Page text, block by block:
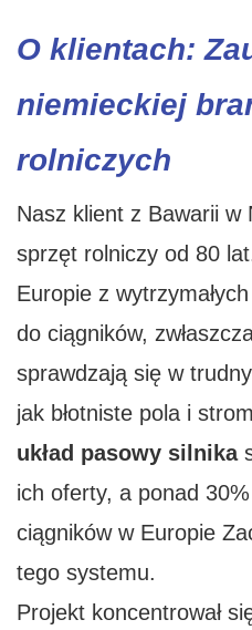
O klientach:
niemieckiej
rolniczych
Nasz klient z Bawarii w
sprzęt rolniczy od 80
Europie z
do ciągników,
sprawdzają się w
jak błotniste pola i
układ pasowy silnika
ich oferty, a ponad
ciągników w Europie
tego systemu.
Projekt koncentrował